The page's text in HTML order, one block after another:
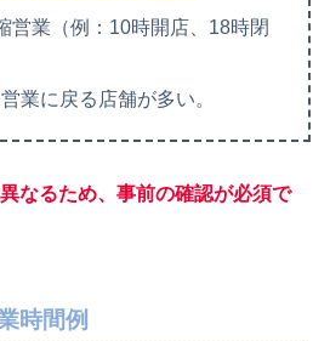
営業（例：10時開店、18時閉
営業に戻る店舗が多い。
なるため、事前の確認が必須で
時間例